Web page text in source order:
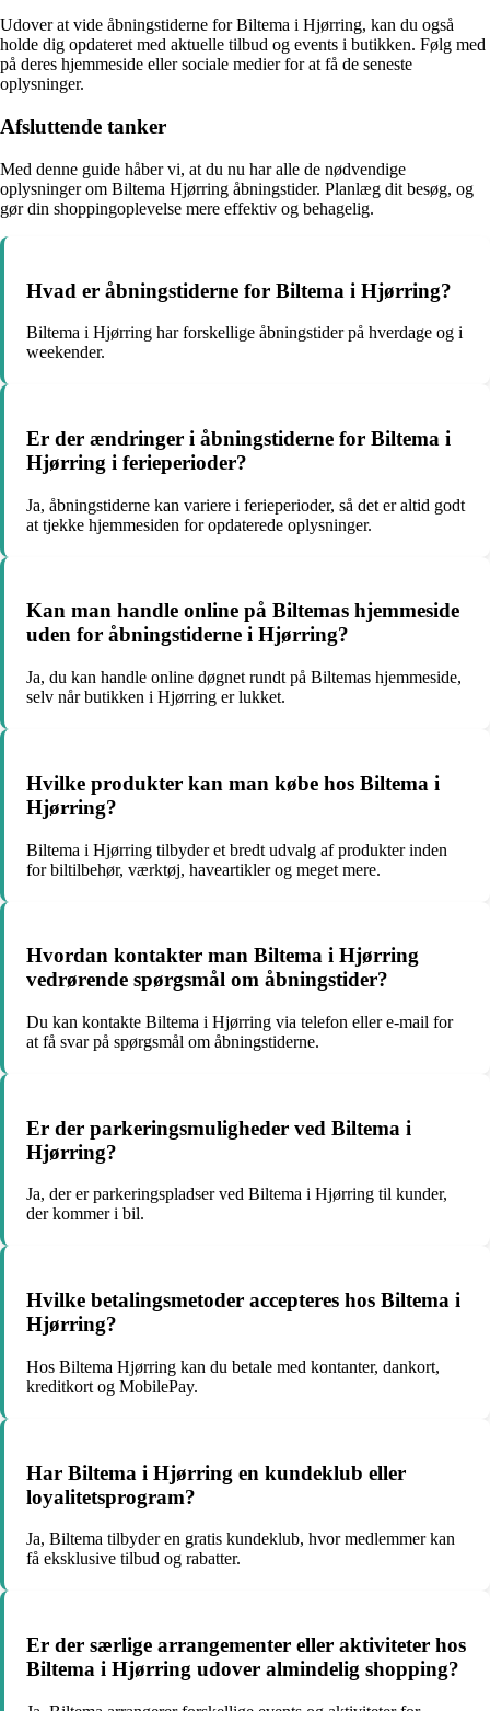
Udover at vide åbningstiderne for Biltema i Hjørring, kan du også
holde dig opdateret med aktuelle tilbud og events i butikken. Følg med
på deres hjemmeside eller sociale medier for at få de seneste
oplysninger.
Afsluttende tanker
Med denne guide håber vi, at du nu har alle de nødvendige
oplysninger om Biltema Hjørring åbningstider. Planlæg dit besøg, og
gør din shoppingoplevelse mere effektiv og behagelig.
Hvad er åbningstiderne for Biltema i Hjørring?
Biltema i Hjørring har forskellige åbningstider på hverdage og i
weekender.
Er der ændringer i åbningstiderne for Biltema i
Hjørring i ferieperioder?
Ja, åbningstiderne kan variere i ferieperioder, så det er altid godt
at tjekke hjemmesiden for opdaterede oplysninger.
Kan man handle online på Biltemas hjemmeside
uden for åbningstiderne i Hjørring?
Ja, du kan handle online døgnet rundt på Biltemas hjemmeside,
selv når butikken i Hjørring er lukket.
Hvilke produkter kan man købe hos Biltema i
Hjørring?
Biltema i Hjørring tilbyder et bredt udvalg af produkter inden
for biltilbehør, værktøj, haveartikler og meget mere.
Hvordan kontakter man Biltema i Hjørring
vedrørende spørgsmål om åbningstider?
Du kan kontakte Biltema i Hjørring via telefon eller e-mail for
at få svar på spørgsmål om åbningstiderne.
Er der parkeringsmuligheder ved Biltema i
Hjørring?
Ja, der er parkeringspladser ved Biltema i Hjørring til kunder,
der kommer i bil.
Hvilke betalingsmetoder accepteres hos Biltema i
Hjørring?
Hos Biltema Hjørring kan du betale med kontanter, dankort,
kreditkort og MobilePay.
Har Biltema i Hjørring en kundeklub eller
loyalitetsprogram?
Ja, Biltema tilbyder en gratis kundeklub, hvor medlemmer kan
få eksklusive tilbud og rabatter.
Er der særlige arrangementer eller aktiviteter hos
Biltema i Hjørring udover almindelig shopping?